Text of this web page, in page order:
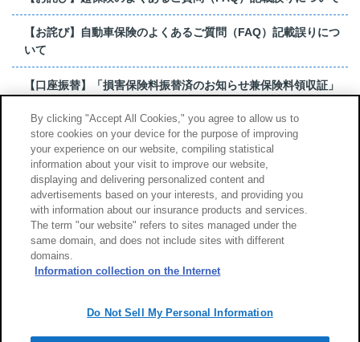
【お詫び】自動車保険のよくあるご質問（FAQ）記載誤りにつ
いて
【口座振替】「損害保険料振替済のお知らせ兼保険料領収証」
【お詫び】超保険のよくあるご質問（FAQ）記載誤りについて
もっと見る
サイトのご利用について
勧誘方針
By clicking "Accept All Cookies," you agree to allow us to
store cookies on your device for the purpose of improving
your experience on our website, compiling statistical
information about your visit to improve our website,
displaying and delivering personalized content and
advertisements based on your interests, and providing you
with information about our insurance products and services.
The term "our website" refers to sites managed under the
same domain, and does not include sites with different
domains.
Information collection on the Internet
Do Not Sell My Personal Information